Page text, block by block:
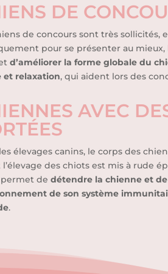
DE
de concours sont très sollicités,
pour se présenter au mieux,
d’améliorer la forme globale du
et relaxation, qui aident lors des
AVEC
élevages canins, le corps des
l’élevage des chiots est mis à rude
permet dedétendre la chienne et
de son système
.